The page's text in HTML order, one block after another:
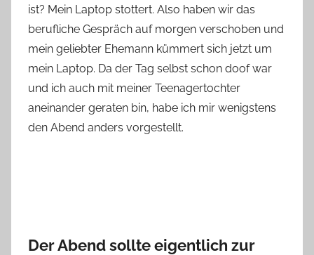
e
ist? Mein Laptop stottert. Also haben wir das
berufliche Gespräch auf morgen verschoben und
mein geliebter Ehemann kümmert sich jetzt um
mein Laptop. Da der Tag selbst schon doof war
und ich auch mit meiner Teenagertochter
aneinander geraten bin, habe ich mir wenigstens
den Abend anders vorgestellt.
Der Abend sollte eigentlich zur